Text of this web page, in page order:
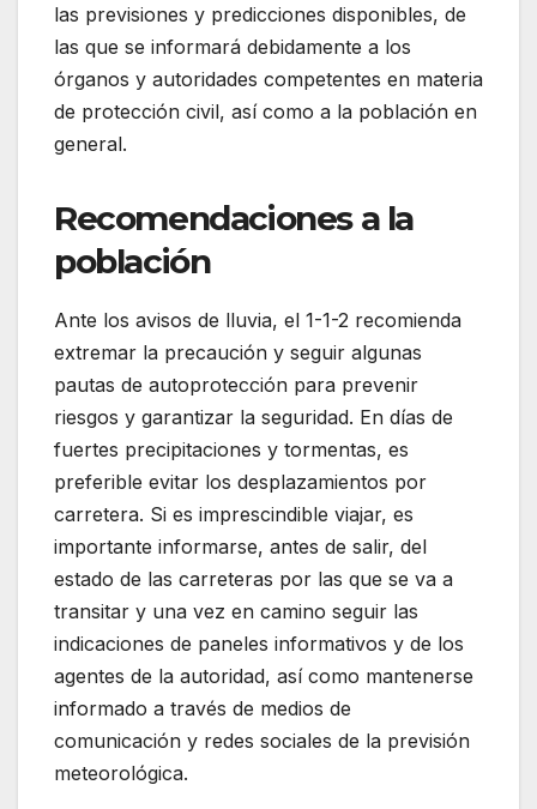
las previsiones y predicciones disponibles, de
las que se informará debidamente a los
órganos y autoridades competentes en materia
de protección civil, así como a la población en
general.
Recomendaciones a la
población
Ante los avisos de lluvia, el 1-1-2 recomienda
extremar la precaución y seguir algunas
pautas de autoprotección para prevenir
riesgos y garantizar la seguridad. En días de
fuertes precipitaciones y tormentas, es
preferible evitar los desplazamientos por
carretera. Si es imprescindible viajar, es
importante informarse, antes de salir, del
estado de las carreteras por las que se va a
transitar y una vez en camino seguir las
indicaciones de paneles informativos y de los
agentes de la autoridad, así como mantenerse
informado a través de medios de
comunicación y redes sociales de la previsión
meteorológica.